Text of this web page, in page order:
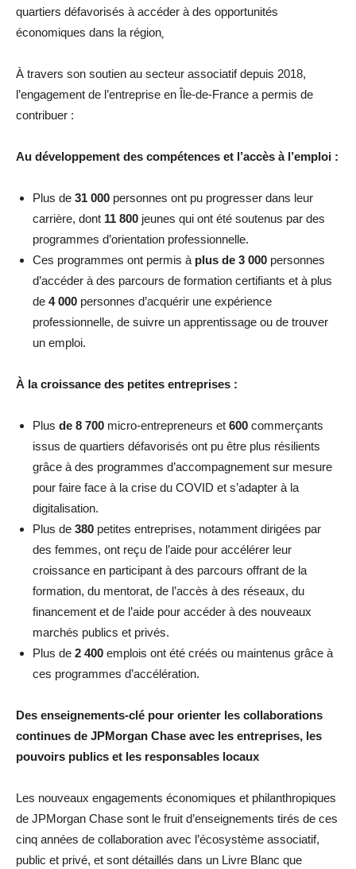
quartiers défavorisés à accéder à des opportunités
économiques dans la région.
À travers son soutien au secteur associatif depuis 2018,
l’engagement de l’entreprise en Île-de-France a permis de
contribuer :
Au développement des compétences et l’accès à l’emploi :
Plus de 31 000 personnes ont pu progresser dans leur
carrière, dont 11 800 jeunes qui ont été soutenus par des
programmes d’orientation professionnelle.
Ces programmes ont permis à plus de 3 000 personnes
d’accéder à des parcours de formation certifiants et à plus
de 4 000 personnes d’acquérir une expérience
professionnelle, de suivre un apprentissage ou de trouver
un emploi.
À la croissance des petites entreprises :
Plus de 8 700 micro-entrepreneurs et 600 commerçants
issus de quartiers défavorisés ont pu être plus résilients
grâce à des programmes d’accompagnement sur mesure
pour faire face à la crise du COVID et s’adapter à la
digitalisation.
Plus de 380 petites entreprises, notamment dirigées par
des femmes, ont reçu de l’aide pour accélérer leur
croissance en participant à des parcours offrant de la
formation, du mentorat, de l’accès à des réseaux, du
financement et de l’aide pour accéder à des nouveaux
marchés publics et privés.
Plus de 2 400 emplois ont été créés ou maintenus grâce à
ces programmes d’accélération.
Des enseignements-clé pour orienter les collaborations
continues de JPMorgan Chase avec les entreprises, les
pouvoirs publics et les responsables locaux
Les nouveaux engagements économiques et philanthropiques
de JPMorgan Chase sont le fruit d’enseignements tirés de ces
cinq années de collaboration avec l’écosystème associatif,
public et privé, et sont détaillés dans un Livre Blanc que